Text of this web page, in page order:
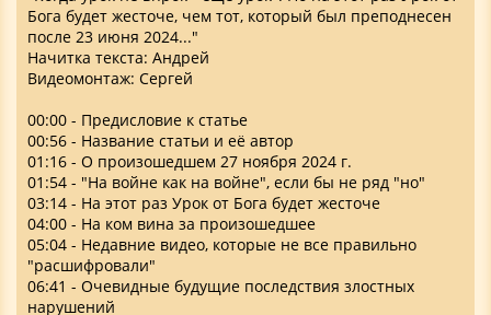
Бога будет жесточе, чем тот, который был преподнесен
после 23 июня 2024..."
Начитка текста: Андрей
Видеомонтаж: Сергей
00:00 - Предисловие к статье
00:56 - Название статьи и её автор
01:16 - О произошедшем 27 ноября 2024 г.
01:54 - "На войне как на войне", если бы не ряд "но"
03:14 - На этот раз Урок от Бога будет жесточе
04:00 - На ком вина за произошедшее
05:04 - Недавние видео, которые не все правильно
"расшифровали"
06:41 - Очевидные будущие последствия злостных
нарушений